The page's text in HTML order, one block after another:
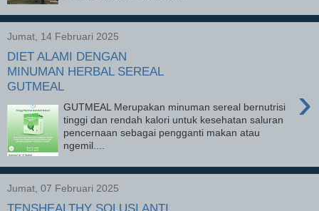
Jumat, 14 Februari 2025
DIET ALAMI DENGAN
MINUMAN HERBAL SEREAL
GUTMEAL
›
GUTMEAL Merupakan minuman sereal bernutrisi
tinggi dan rendah kalori untuk kesehatan saluran
pencernaan sebagai pengganti makan atau
ngemil....
Jumat, 07 Februari 2025